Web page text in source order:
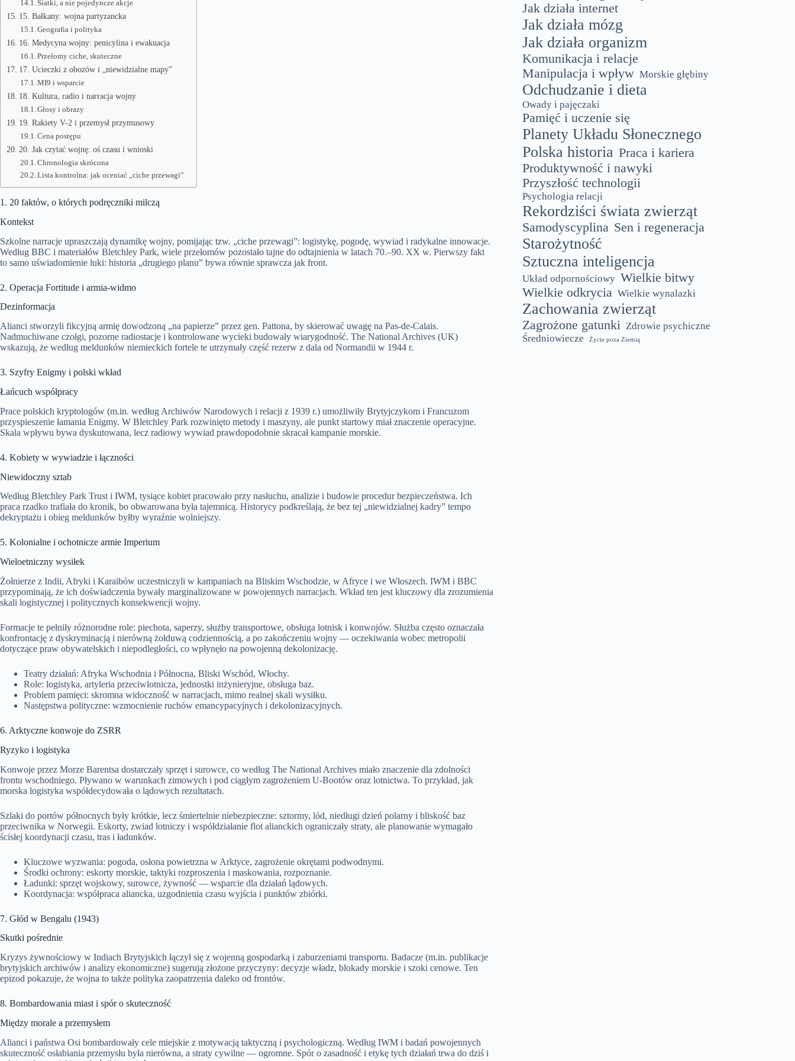
Siatki, a nie pojedyncze akcje
15. Bałkany: wojna partyzancka
Geografia i polityka
16. Medycyna wojny: penicylina i ewakuacja
Przełomy ciche, skuteczne
17. Ucieczki z obozów i „niewidzialne mapy”
MI9 i wsparcie
18. Kultura, radio i narracja wojny
Głosy i obrazy
19. Rakiety V-2 i przemysł przymusowy
Cena postępu
20. Jak czytać wojnę: oś czasu i wnioski
Chronologia skrócona
Lista kontrolna: jak oceniać „ciche przewagi”
1. 20 faktów, o których podręczniki milczą
Kontekst
Szkolne narracje upraszczają dynamikę wojny, pomijając tzw. „ciche przewagi”: logistykę, pogodę, wywiad i radykalne innowacje.
Według BBC i materiałów Bletchley Park, wiele przełomów pozostało tajne do odtajnienia w latach 70.–90. XX w. Pierwszy fakt
to samo uświadomienie luki: historia „drugiego planu” bywa równie sprawcza jak front.
2. Operacja Fortitude i armia-widmo
Dezinformacja
Alianci stworzyli fikcyjną armię dowodzoną „na papierze” przez gen. Pattona, by skierować uwagę na Pas-de-Calais.
Nadmuchiwane czołgi, pozorne radiostacje i kontrolowane wycieki budowały wiarygodność. The National Archives (UK)
wskazują, że według meldunków niemieckich fortele te utrzymały część rezerw z dala od Normandii w 1944 r.
3. Szyfry Enigmy i polski wkład
Łańcuch współpracy
Prace polskich kryptologów (m.in. według Archiwów Narodowych i relacji z 1939 r.) umożliwiły Brytyjczykom i Francuzom
przyspieszenie łamania Enigmy. W Bletchley Park rozwinięto metody i maszyny, ale punkt startowy miał znaczenie operacyjne.
Skala wpływu bywa dyskutowana, lecz radiowy wywiad prawdopodobnie skracał kampanie morskie.
4. Kobiety w wywiadzie i łączności
Niewidoczny sztab
Według Bletchley Park Trust i IWM, tysiące kobiet pracowało przy nasłuchu, analizie i budowie procedur bezpieczeństwa. Ich
praca rzadko trafiała do kronik, bo obwarowana była tajemnicą. Historycy podkreślają, że bez tej „niewidzialnej kadry” tempo
dekryptażu i obieg meldunków byłby wyraźnie wolniejszy.
5. Kolonialne i ochotnicze armie Imperium
Wieloetniczny wysiłek
Żołnierze z Indii, Afryki i Karaibów uczestniczyli w kampaniach na Bliskim Wschodzie, w Afryce i we Włoszech. IWM i BBC
przypominają, że ich doświadczenia bywały marginalizowane w powojennych narracjach. Wkład ten jest kluczowy dla zrozumienia
skali logistycznej i politycznych konsekwencji wojny.
Formacje te pełniły różnorodne role: piechota, saperzy, służby transportowe, obsługa lotnisk i konwojów. Służba często oznaczała
konfrontację z dyskryminacją i nierówną żołduwą codziennością, a po zakończeniu wojny — oczekiwania wobec metropolii
dotyczące praw obywatelskich i niepodległości, co wpłynęło na powojenną dekolonizację.
Teatry działań: Afryka Wschodnia i Północna, Bliski Wschód, Włochy.
Role: logistyka, artyleria przeciwlotnicza, jednostki inżynieryjne, obsługa baz.
Problem pamięci: skromna widoczność w narracjach, mimo realnej skali wysiłku.
Następstwa polityczne: wzmocnienie ruchów emancypacyjnych i dekolonizacyjnych.
6. Arktyczne konwoje do ZSRR
Ryzyko i logistyka
Konwoje przez Morze Barentsa dostarczały sprzęt i surowce, co według The National Archives miało znaczenie dla zdolności
frontu wschodniego. Pływano w warunkach zimowych i pod ciągłym zagrożeniem U-Bootów oraz lotnictwa. To przykład, jak
morska logistyka współdecydowała o lądowych rezultatach.
Szlaki do portów północnych były krótkie, lecz śmiertelnie niebezpieczne: sztormy, lód, niedługi dzień polarny i bliskość baz
przeciwnika w Norwegii. Eskorty, zwiad lotniczy i współdziałanie flot alianckich ograniczały straty, ale planowanie wymagało
ścisłej koordynacji czasu, tras i ładunków.
Kluczowe wyzwania: pogoda, osłona powietrzna w Arktyce, zagrożenie okrętami podwodnymi.
Środki ochrony: eskorty morskie, taktyki rozproszenia i maskowania, rozpoznanie.
Ładunki: sprzęt wojskowy, surowce, żywność — wsparcie dla działań lądowych.
Koordynacja: współpraca aliancka, uzgodnienia czasu wyjścia i punktów zbiórki.
7. Głód w Bengalu (1943)
Skutki pośrednie
Kryzys żywnościowy w Indiach Brytyjskich łączył się z wojenną gospodarką i zaburzeniami transportu. Badacze (m.in. publikacje
brytyjskich archiwów i analizy ekonomiczne) sugerują złożone przyczyny: decyzje władz, blokady morskie i szoki cenowe. Ten
epizod pokazuje, że wojna to także polityka zaopatrzenia daleko od frontów.
8. Bombardowania miast i spór o skuteczność
Między morale a przemysłem
Alianci i państwa Osi bombardowały cele miejskie z motywacją taktyczną i psychologiczną. Według IWM i badań powojennych
skuteczność osłabiania przemysłu była nierówna, a straty cywilne — ogromne. Spór o zasadność i etykę tych działań trwa do dziś i
Jak działa internet
Jak działa mózg
Jak działa organizm
Komunikacja i relacje
Manipulacja i wpływ Morskie głębiny
Odchudzanie i dieta
Owady i pajęczaki
Pamięć i uczenie się
Planety Układu Słonecznego
Polska historia Praca i kariera
Produktywność i nawyki
Przyszłość technologii
Psychologia relacji
Rekordziści świata zwierząt
Samodyscyplina Sen i regeneracja
Starożytność
Sztuczna inteligencja
Układ odpornościowy Wielkie bitwy
Wielkie odkrycia Wielkie wynalazki
Zachowania zwierząt
Zagrożone gatunki Zdrowie psychiczne
Średniowiecze
Życie poza Ziemią